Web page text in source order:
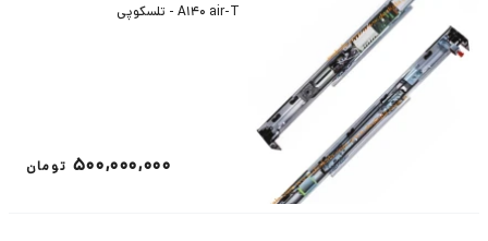
A140 air-T - تلسکوپی
500,000,000 تومان